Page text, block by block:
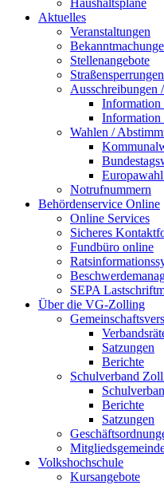
Haushaltspläne
Aktuelles
Veranstaltungen
Stellenangebote
Ausschreibungen
Information
Information
Wahlen /
Notrufnummern
Behördenservice Online
Online Services
Sicheres
Fundbüro online
SEPA
Über die VG-Zolling
Satzungen
Berichte
Schulverband
Berichte
Satzungen
Volkshochschule
Kursangebote